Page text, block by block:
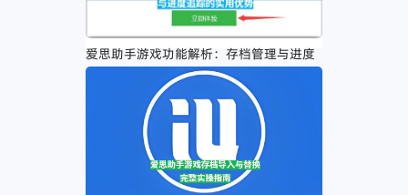
爱思助手游戏功能解析：存档管理与进度
追踪的实用优势